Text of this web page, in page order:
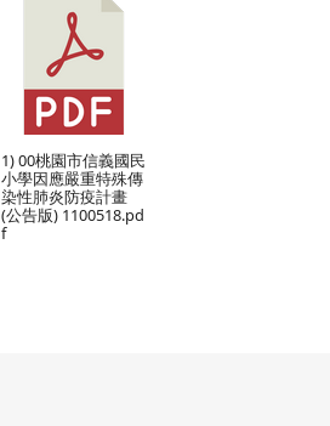
1) 00桃園市信義國民
小學因應嚴重特殊傳
染性肺炎防疫計畫
(公告版) 1100518.pd
f